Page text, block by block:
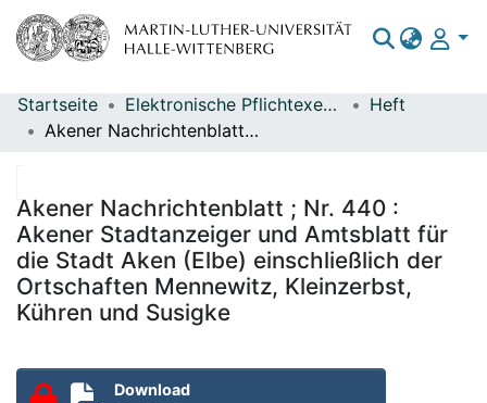
Bereiche & Sammlungen
Statistiken
Startseite Elektronische Pflichtexemplare
Heft
Akener Nachrichtenblatt ; Nr. 440 : Akener Stadtanzeiger und Amtsblatt für die Stadt Aken (Elbe) einschließlich der Ortschaften Mennewitz, Kleinzerbst, Kühren und Susigke
Akener Nachrichtenblatt ; Nr. 440 :
Akener Stadtanzeiger und Amtsblatt für
die Stadt Aken (Elbe) einschließlich der
Ortschaften Mennewitz, Kleinzerbst,
Kühren und Susigke
Download